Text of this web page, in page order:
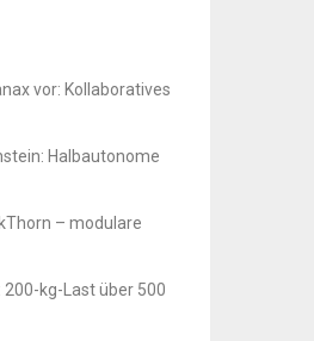
vor: Kollaboratives
Halbautonome
– modulare
200-kg-Last über 500